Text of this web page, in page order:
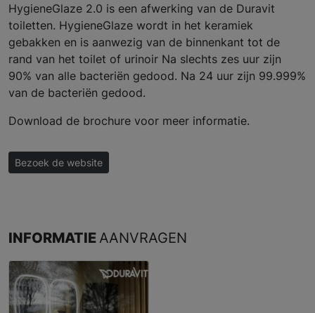
HygieneGlaze 2.0 is een afwerking van de Duravit
toiletten. HygieneGlaze wordt in het keramiek
gebakken en is aanwezig van de binnenkant tot de
rand van het toilet of urinoir Na slechts zes uur zijn
90% van alle bacteriën gedood. Na 24 uur zijn 99.999%
van de bacteriën gedood.
Download de brochure voor meer informatie.
Bezoek de website
INFORMATIEAANVRAGEN